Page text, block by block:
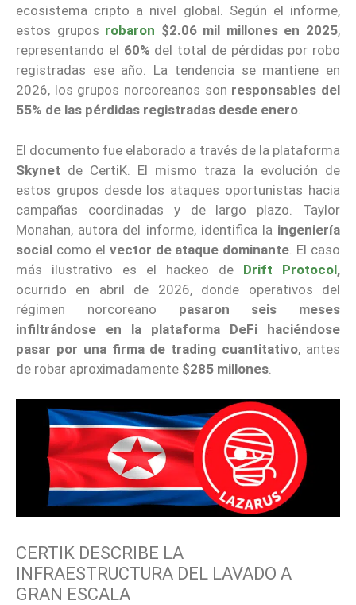
ecosistema cripto a nivel global. Según el informe,
estos grupos robaron $2.06 mil millones en 2025,
representando el 60% del total de pérdidas por robo
registradas ese año. La tendencia se mantiene en
2026, los grupos norcoreanos son responsables del
55% de las pérdidas registradas desde enero.
El documento fue elaborado a través de la plataforma
Skynet de CertiK. El mismo traza la evolución de
estos grupos desde los ataques oportunistas hacia
campañas coordinadas y de largo plazo. Taylor
Monahan, autora del informe, identifica la ingeniería
social como el vector de ataque dominante . El caso
más ilustrativo es el hackeo de Drift Protocol,
ocurrido en abril de 2026, donde operativos del
régimen norcoreano pasaron seis meses
infiltrándose
en la plataforma DeFi haciéndose
pasar por una firma de trading cuantitativo, antes
de robar aproximadamente $285 millones
CERTIK DESCRIBE LA
INFRAESTRUCTURA DEL LAVADO A
GRAN ESCALA